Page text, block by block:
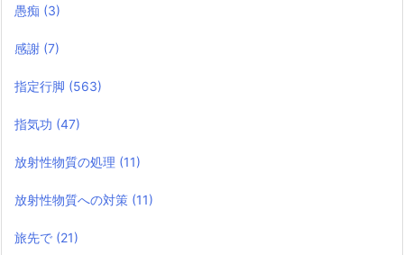
愚痴 (3)
感謝 (7)
指定行脚 (563)
指気功 (47)
放射性物質の処理 (11)
放射性物質への対策 (11)
旅先で (21)